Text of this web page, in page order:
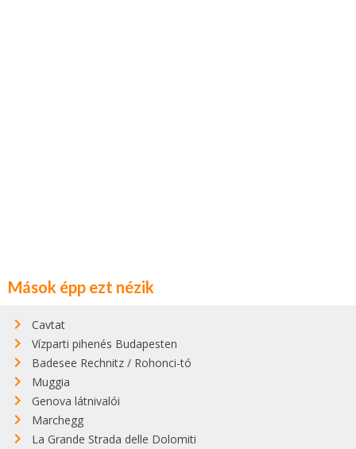
Mások épp ezt nézik
Cavtat
Vízparti pihenés Budapesten
Badesee Rechnitz / Rohonci-tó
Muggia
Genova látnivalói
Marchegg
La Grande Strada delle Dolomiti